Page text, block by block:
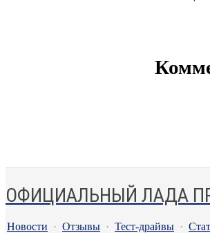
ОФИЦИАЛЬНЫЙ ЛАДА
Новости · Отзывы · Тест-драйвы ·